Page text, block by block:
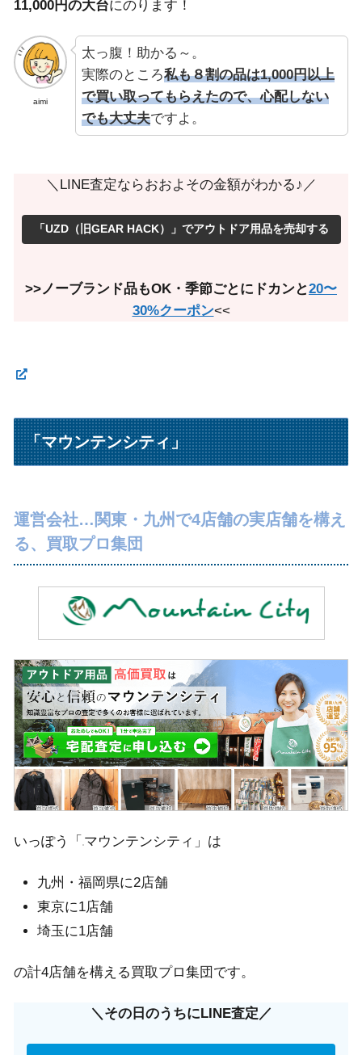
11,000円の大台にのります！
aimi
太っ腹！助かる～。
実際のところ私も８割の品は1,000円以上
で買い取ってもらえたので、心配しない
でも大丈夫ですよ。
＼LINE査定ならおおよその金額がわかる♪／
「UZD（旧GEAR HACK）」でアウトドア用品を売却する
>>ノーブランド品もOK・季節ごとにドカンと20〜
30%クーポン<<
「マウンテンシティ」
運営会社…関東・九州で4店舗の実店舗を構え
る、買取プロ集団
いっぽう「 マウンテンシティ」は
九州・福岡県に2店舗
東京に1店舗
埼玉に1店舗
の計4店舗を構える買取プロ集団です。
＼その日のうちにLINE査定／